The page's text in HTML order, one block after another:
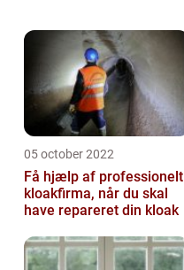
05 october 2022
Få hjælp af professionelt
kloakfirma, når du skal
have repareret din kloak